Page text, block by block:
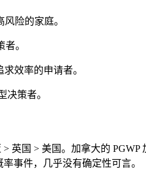
险的家庭。
。
效率的申请者。
决策者。
国 > 美国。加拿大的 PGWP
事件，几乎没有确定性可言。